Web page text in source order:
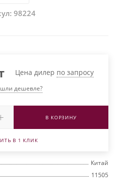
98224
Цена дилер по запросу
дешевле?
В КОРЗИНУ
В 1 КЛИК
Китай
11505